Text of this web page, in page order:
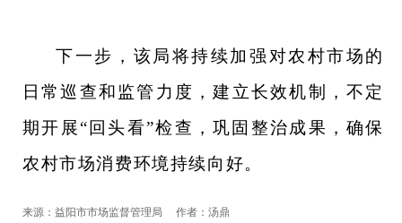
下一步，该局将持续加强对农村市场的
日常巡查和监管力度，建立长效机制，不定
期开展“回头看”检查，巩固整治成果，确保
农村市场消费环境持续向好。
来源：益阳市市场监督管理局 作者：汤鼎